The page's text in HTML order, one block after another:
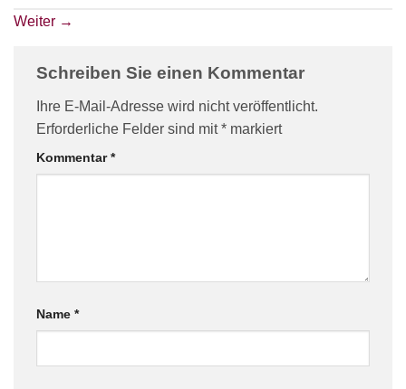
Weiter →
Schreiben Sie einen Kommentar
Ihre E-Mail-Adresse wird nicht veröffentlicht.
Erforderliche Felder sind mit* markiert
Kommentar*
Name *